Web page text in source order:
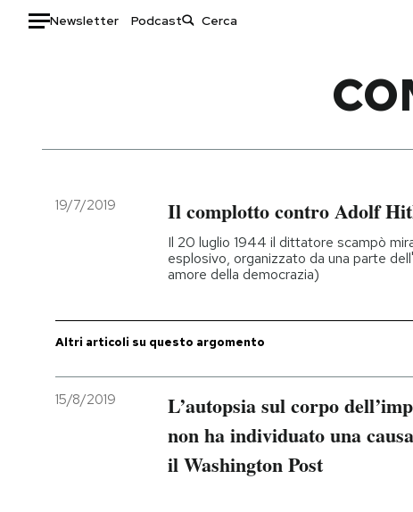
Newsletter Podcast
Italia
Politica
Moda
Storie/Idee
Ok Boomer!
Media
19/7/2019 Il complotto contro Adolf
Il 20 luglio 1944 il dittatore scampò
esplosivo, organizzato da una parte
amore della democrazia)
Altri articoli su questo argomento
15/8/2019
L’autopsia sul corpo
non ha individuato una
il Washington Post